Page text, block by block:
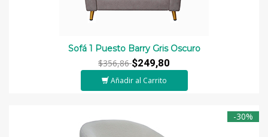
Sofá 1 Puesto Barry Gris Oscuro
$356,86$249,80
Añadir al Carrito
-30%